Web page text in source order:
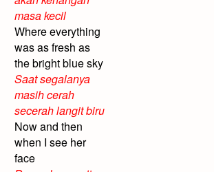
masa kecil
Where everything
was as fresh as
the bright blue sky
Saat segalanya
masih cerah
secerah langit biru
Now and then
when I see her
face